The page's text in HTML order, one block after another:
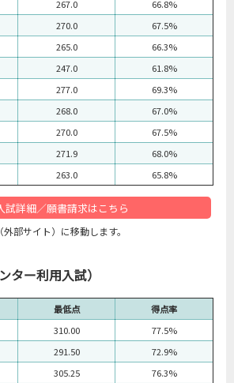
267.0
66.8%
270.0
67.5%
265.0
66.3%
247.0
61.8%
277.0
69.3%
268.0
67.0%
270.0
67.5%
271.9
68.0%
263.0 65.8%
試詳細／願書請求はこちら
部サイト）に移動します。
ター利用入試）
最低点
得点率
310.00
77.5%
291.50
72.9%
305.25
76.3%